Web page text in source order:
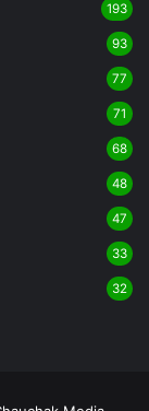
193
93
77
71
68
48
47
33
32